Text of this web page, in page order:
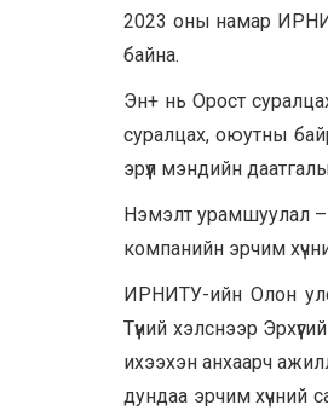
2023 оны намар
байна.
Эн+ нь Орост
суралцах, оюутны
эрүүл мэндийн
Нэмэлт урамшуулал –
компанийн эрчим
ИРНИТУ-ийн Олон
Түүний хэлснээр
ихээхэн анхаарч
дундаа эрчим хүчний